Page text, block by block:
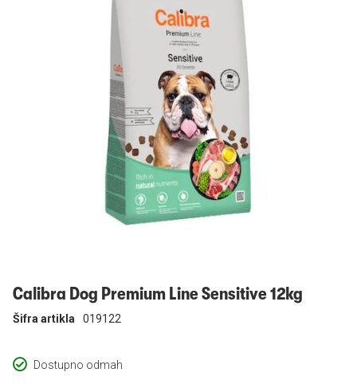
Calibra Dog Premium Line Sensitive 12kg
Dostupno odmah
Šifra artikla 019122